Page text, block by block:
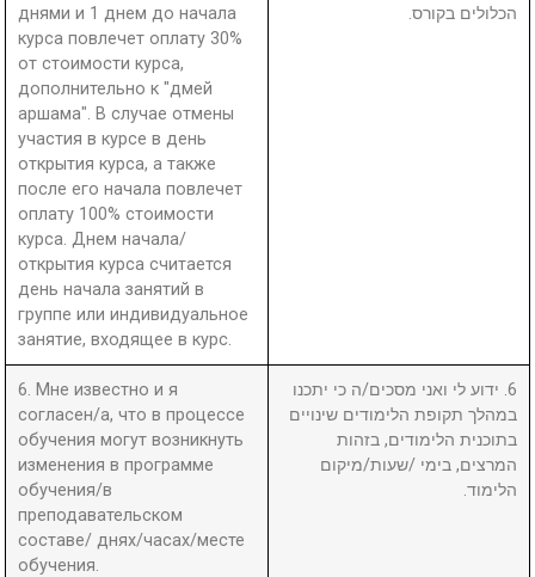
днями и 1 днем до начала
курса повлечет оплату 30%
от стоимости курса,
дополнительно к "дмей
аршама". В случае отмены
участия в курсе в день
открытия курса, а также
после его начала повлечет
оплату 100% стоимости
курса. Днем начала/
открытия курса считается
день начала занятий в
группе или индивидуальное
занятие, входящее в курс.
הכלולים בקורס.
6. Мне известно и я
согласен/а, что в процессе
обучения могут возникнуть
изменения в программе
обучения/в
преподавательском
составе/ днях/часах/месте
обучения.
6. ידוע לי ואני מסכים/ה כי יתכנו
במהלך תקופת הלימודים שינויים
בתוכנית הלימודים, בזהות
המרצים, בימי /שעות/מיקום
הלימוד.